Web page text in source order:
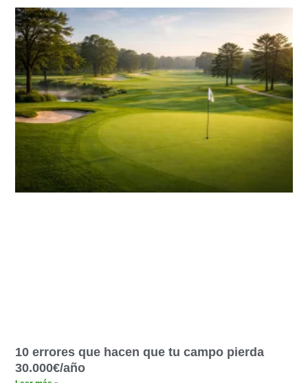
10 errores que hacen que tu campo pierda
30.000€/año